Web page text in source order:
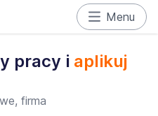
Menu
pracy i aplikuj